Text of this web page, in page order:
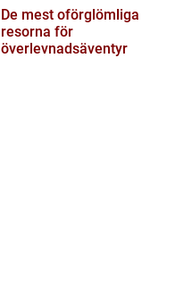
De mest oförglömliga
resorna för
överlevnadsäventyr